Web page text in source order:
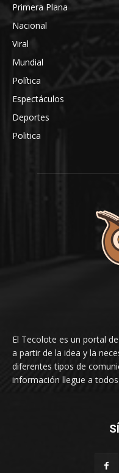
Primera Plana
Nacional
Viral
Mundial
Política
Espectáculos
Deportes
Politica
El Tecolote es un portal
a partir de la idea y la
diferentes tipos de
información llegue a